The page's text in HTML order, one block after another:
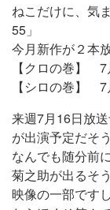
ねこだけに、気
55」
今月新作が２本
【クロの巻】
【シロの巻】
来週7月16日放
が出演予定だそう
なんでも随分前
菊之助が出るそう
映像の一部です